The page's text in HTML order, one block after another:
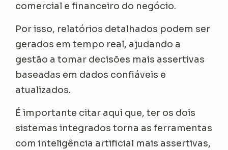
comercial e financeiro do negócio.
Por isso, relatórios detalhados podem ser
gerados em tempo real, ajudando a
gestão a tomar decisões mais assertivas
baseadas em dados confiáveis e
atualizados.
É importante citar aqui que, ter os dois
sistemas integrados torna as ferramentas
com inteligência artificial mais assertivas,